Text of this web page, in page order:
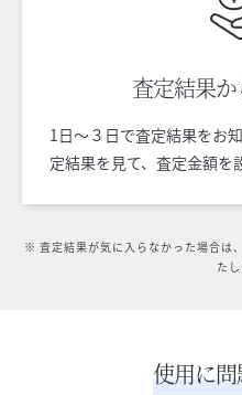
査定結果か
1日〜３日で査定結果をお
定結果を見て、査定金額を
※ 査定結果が気に入らなかった場合は
たし
使用に